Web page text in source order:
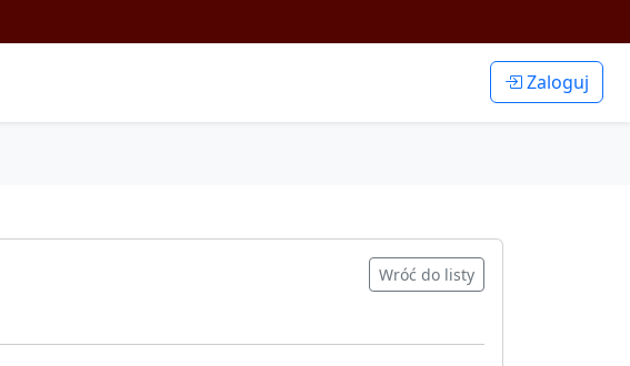
Zaloguj
Wróć do listy